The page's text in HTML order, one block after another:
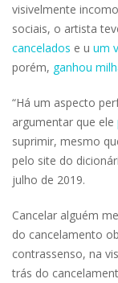
visivelmente
sociais, o artista
cancelados e u um
porém, ganhou
“Há um aspecto
argumentar que ele
suprimir, mesmo
pelo site do
julho de 2019.
Cancelar alguém
do cancelamento
contrassenso, na
trás do